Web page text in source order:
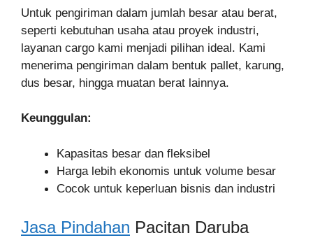
Untuk pengiriman dalam jumlah besar atau berat,
seperti kebutuhan usaha atau proyek industri,
layanan cargo kami menjadi pilihan ideal. Kami
menerima pengiriman dalam bentuk pallet, karung,
dus besar, hingga muatan berat lainnya.
Keunggulan:
Kapasitas besar dan fleksibel
Harga lebih ekonomis untuk volume besar
Cocok untuk keperluan bisnis dan industri
Jasa Pindahan Pacitan Daruba